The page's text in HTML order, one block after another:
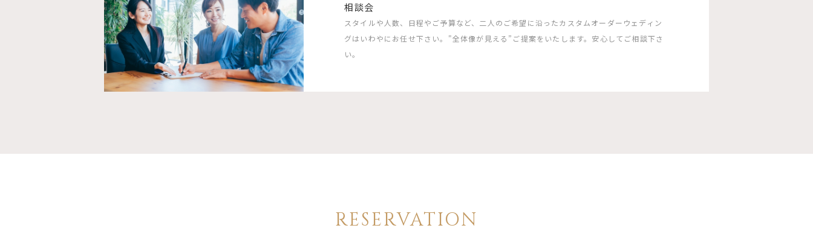
相談会
スタイルや人数、日程やご予算など、二人のご希望に沿ったカスタムオーダーウェディン
グはいわやにお任せ下さい。"全体像が見える”ご提案をいたします。安心してご相談下さ
い。
RESERVATION